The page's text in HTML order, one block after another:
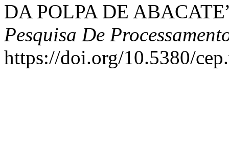
DA POLPA DE
Pesquisa De
https://doi.org/10.5380/